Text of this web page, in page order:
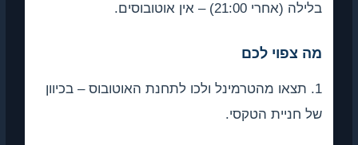
בלילה (אחרי 21:00) – אין אוטובוסים.
מה צפוי לכם
1. תצאו מהטרמינל ולכו לתחנת האוטובוס – בכיוון
של חניית הטקסי.